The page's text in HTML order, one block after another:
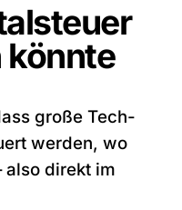
große Tech-
werden, wo
also direkt im